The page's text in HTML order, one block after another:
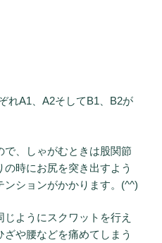
れA1、A2そしてB1、B2が
で、しゃがむときは股関節
時にお尻を突き出すよう
ションがかかります。(^^)
ようにスクワットを行え
や腰などを痛めてしまう